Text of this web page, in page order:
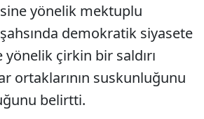
yönelik mektuplu
demokratik siyasete
çirkin bir saldırı
ortaklarının suskunluğunu
belirtti.